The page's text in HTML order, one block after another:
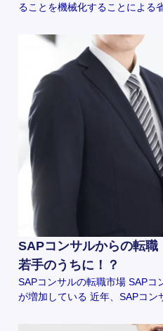
ることを機械化することによる
SAPコンサルからの転
若手のうちに！？
SAPコンサルの転職市場 SAPコ
が増加している 近年、SAPコ